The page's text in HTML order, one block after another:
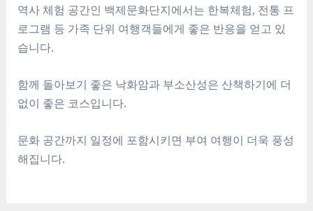
역사 체험 공간인 백제문화단지에서는 한복체험, 전통 프
로그램 등 가족 단위 여행객들에게 좋은 반응을 얻고 있
습니다.
함께 돌아보기 좋은 낙화암과 부소산성은 산책하기에 더
없이 좋은 코스입니다.
문화 공간까지 일정에 포함시키면 부여 여행이 더욱 풍성
해집니다.